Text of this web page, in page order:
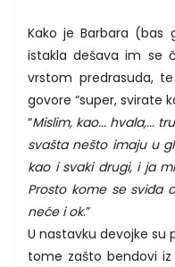
Kako je Barbara (bas
istakla dešava im se
vrstom predrasuda,
govore “super, svirate
“Mislim, kao... hvala,...
svašta nešto imaju u
kao i svaki drugi, i ja
Prosto kome se sviđa
neće i ok.”
U nastavku devojke su
tome zašto bendovi